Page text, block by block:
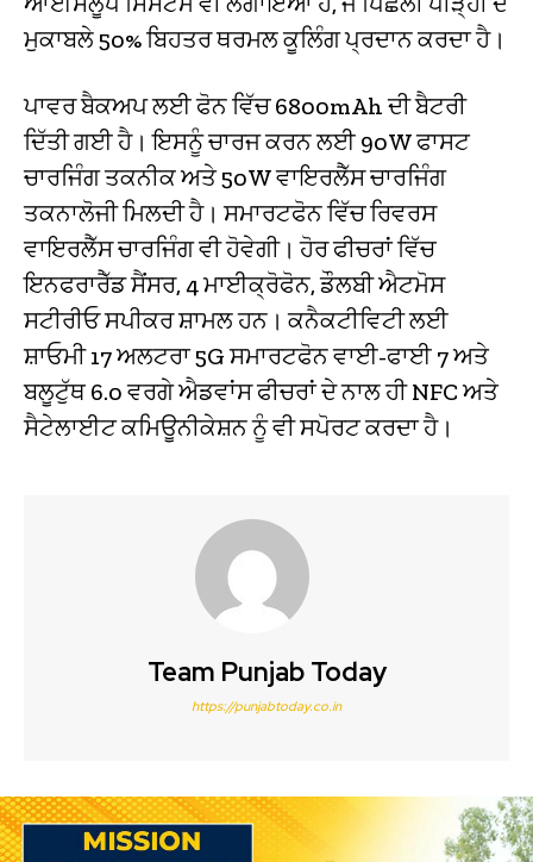
ਮੁਕਾਬਲੇ 50% ਬਿਹਤਰ ਥਰਮਲ ਕੂਲਿੰਗ ਪ੍ਰਦਾਨ ਕਰਦਾ ਹੈ।
ਪਾਵਰ ਬੈਕਅਪ ਲਈ ਫੋਨ ਵਿੱਚ 6800mAh ਦੀ ਬੈਟਰੀ
ਦਿੱਤੀ ਗਈ ਹੈ। ਇਸਨੂੰ ਚਾਰਜ ਕਰਨ ਲਈ 90W ਫਾਸਟ
ਚਾਰਜਿੰਗ ਤਕਨੀਕ ਅਤੇ 50W ਵਾਇਰਲੈੱਸ ਚਾਰਜਿੰਗ
ਤਕਨਾਲੋਜੀ ਮਿਲਦੀ ਹੈ। ਸਮਾਰਟਫੋਨ ਵਿੱਚ ਰਿਵਰਸ
ਵਾਇਰਲੈੱਸ ਚਾਰਜਿੰਗ ਵੀ ਹੋਵੇਗੀ। ਹੋਰ ਫੀਚਰਾਂ ਵਿੱਚ
ਇਨਫਰਾਰੈੱਡ ਸੈਂਸਰ, 4 ਮਾਈਕ੍ਰੋਫੋਨ, ਡੌਲਬੀ ਐਟਮੋਸ
ਸਟੀਰੀਓ ਸਪੀਕਰ ਸ਼ਾਮਲ ਹਨ। ਕਨੈਕਟੀਵਿਟੀ ਲਈ
ਸ਼ਾਓਮੀ 17 ਅਲਟਰਾ 5G ਸਮਾਰਟਫੋਨ ਵਾਈ-ਫਾਈ 7 ਅਤੇ
ਬਲੂਟੁੱਥ 6.0 ਵਰਗੇ ਐਡਵਾਂਸ ਫੀਚਰਾਂ ਦੇ ਨਾਲ ਹੀ NFC ਅਤੇ
ਸੈਟੇਲਾਈਟ ਕਮਿਊਨੀਕੇਸ਼ਨ ਨੂੰ ਵੀ ਸਪੋਰਟ ਕਰਦਾ ਹੈ।
Team Punjab Today
https://punjabtoday.co.in